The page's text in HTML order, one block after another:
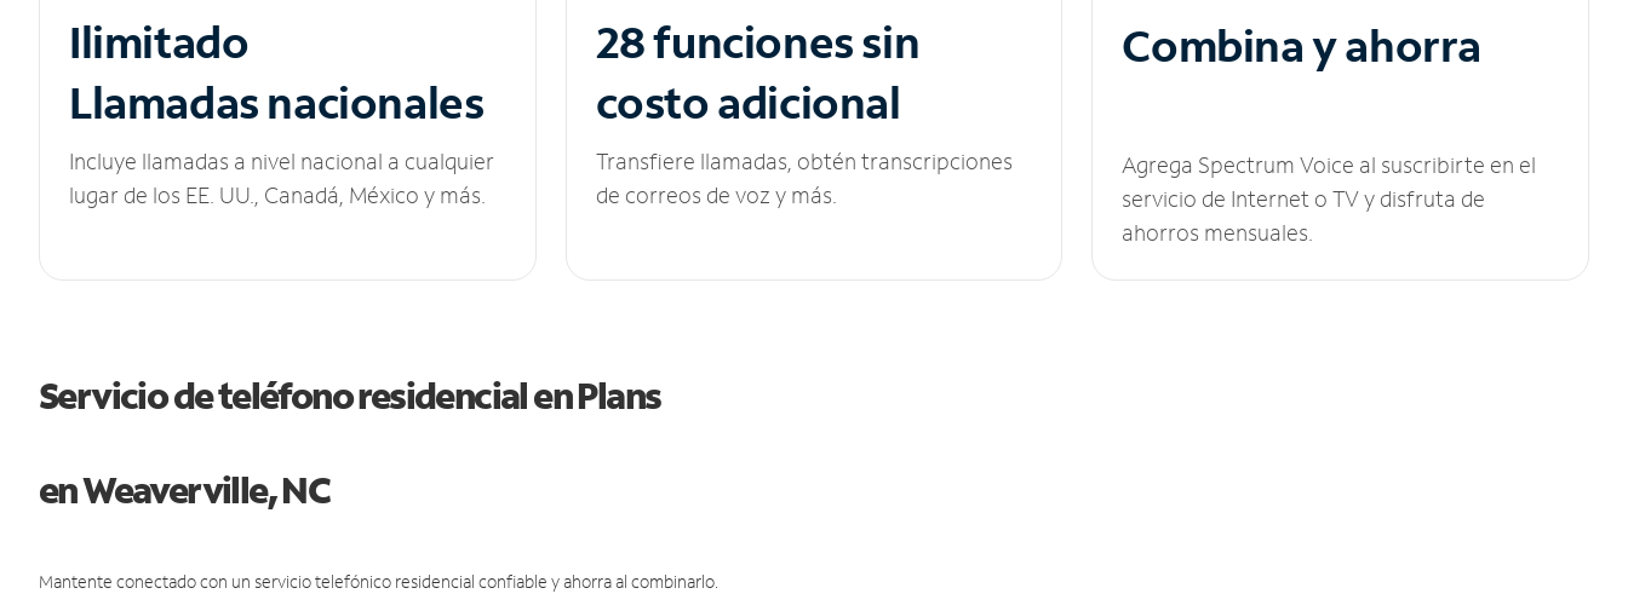
Ilimitado
Llamadas nacionales
Incluye llamadas a nivel nacional a cualquier
lugar de los EE. UU., Canadá, México y más.
28 funciones sin
costo adicional
Transfiere llamadas, obtén transcripciones
de correos de voz y más.
Combina y ahorra
Agrega Spectrum Voice al suscribirte en el
servicio de Internet o TV y disfruta de
ahorros mensuales.
Servicio de teléfono residencial en Plans
en Weaverville, NC
Mantente conectado con un servicio telefónico residencial confiable y ahorra al combinarlo.